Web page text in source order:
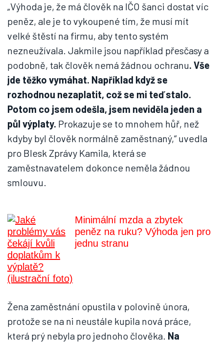
„Výhoda je, že má člověk na IČO šanci dostat víc
peněz, ale je to vykoupené tím, že musí mít
velké štěstí na firmu, aby tento systém
nezneužívala. Jakmile jsou například přesčasy a
podobně, tak člověk nemá žádnou ochranu. Vše
jde těžko vymáhat. Například když se
rozhodnou nezaplatit, což se mi teď stalo.
Potom co jsem odešla, jsem neviděla jeden a
půl výplaty. Prokazuje se to mnohem hůř, než
kdyby byl člověk normálně zaměstnaný,“ uvedla
pro Blesk Zprávy Kamila, která se
zaměstnavatelem dokonce neměla žádnou
smlouvu.
Minimální mzda a zbytek
peněz na ruku? Výhoda jen pro
jednu stranu
Žena zaměstnání opustila v polovině února,
protože se na ni neustále kupila nová práce,
která prý nebyla pro jednoho člověka. Na